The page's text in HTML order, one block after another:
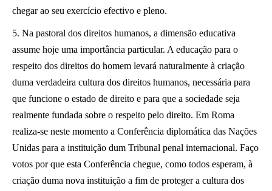
chegar ao seu exercício efectivo e pleno.
5. Na pastoral dos direitos humanos, a dimensão educativa
assume hoje uma importância particular. A educação para o
respeito dos direitos do homem levará naturalmente à criação
duma verdadeira cultura dos direitos humanos, necessária para
que funcione o estado de direito e para que a sociedade seja
realmente fundada sobre o respeito pelo direito. Em Roma
realiza-se neste momento a Conferência diplomática das Nações
Unidas para a instituição dum Tribunal penal internacional. Faço
votos por que esta Conferência chegue, como todos esperam, à
criação duma nova instituição a fim de proteger a cultura dos